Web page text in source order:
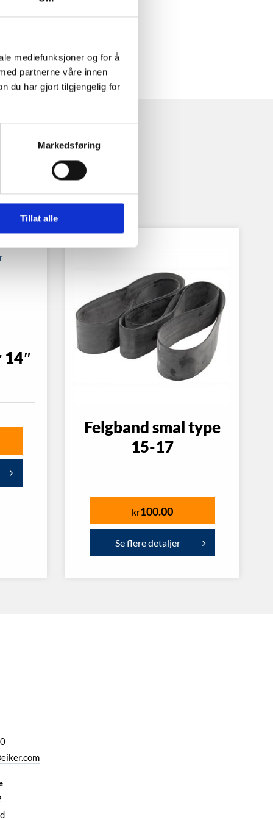
mediefunksjoner og for å
partnerne våre innen
du har gjort tilgjengelig for
Markedsføring
Tillat alle
14″
Felgband smal type
15-17
kr100.00
Se flere detaljer